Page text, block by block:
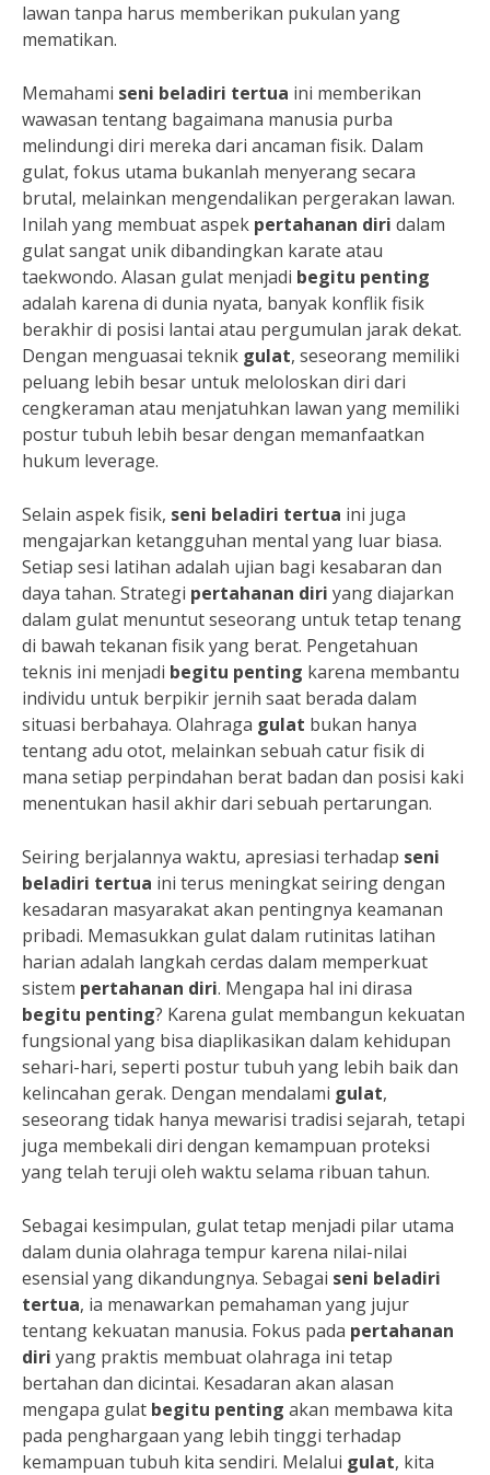
lawan tanpa harus memberikan pukulan yang
mematikan.
Memahami seni beladiri tertua ini memberikan
wawasan tentang bagaimana manusia purba
melindungi diri mereka dari ancaman fisik. Dalam
gulat, fokus utama bukanlah menyerang secara
brutal, melainkan mengendalikan pergerakan lawan.
Inilah yang membuat aspek pertahanan diri dalam
gulat sangat unik dibandingkan karate atau
taekwondo. Alasan gulat menjadi begitu penting
adalah karena di dunia nyata, banyak konflik fisik
berakhir di posisi lantai atau pergumulan jarak dekat.
Dengan menguasai teknik gulat, seseorang memiliki
peluang lebih besar untuk meloloskan diri dari
cengkeraman atau menjatuhkan lawan yang memiliki
postur tubuh lebih besar dengan memanfaatkan
hukum leverage.
Selain aspek fisik, seni beladiri tertua ini juga
mengajarkan ketangguhan mental yang luar biasa.
Setiap sesi latihan adalah ujian bagi kesabaran dan
daya tahan. Strategi pertahanan diri yang diajarkan
dalam gulat menuntut seseorang untuk tetap tenang
di bawah tekanan fisik yang berat. Pengetahuan
teknis ini menjadi begitu penting karena membantu
individu untuk berpikir jernih saat berada dalam
situasi berbahaya. Olahraga gulat bukan hanya
tentang adu otot, melainkan sebuah catur fisik di
mana setiap perpindahan berat badan dan posisi kaki
menentukan hasil akhir dari sebuah pertarungan.
Seiring berjalannya waktu, apresiasi terhadap seni
beladiri tertua ini terus meningkat seiring dengan
kesadaran masyarakat akan pentingnya keamanan
pribadi. Memasukkan gulat dalam rutinitas latihan
harian adalah langkah cerdas dalam memperkuat
sistem pertahanan diri. Mengapa hal ini dirasa
begitu penting? Karena gulat membangun kekuatan
fungsional yang bisa diaplikasikan dalam kehidupan
sehari-hari, seperti postur tubuh yang lebih baik dan
kelincahan gerak. Dengan mendalami gulat,
seseorang tidak hanya mewarisi tradisi sejarah, tetapi
juga membekali diri dengan kemampuan proteksi
yang telah teruji oleh waktu selama ribuan tahun.
Sebagai kesimpulan, gulat tetap menjadi pilar utama
dalam dunia olahraga tempur karena nilai-nilai
esensial yang dikandungnya. Sebagai seni beladiri
tertua, ia menawarkan pemahaman yang jujur
tentang kekuatan manusia. Fokus pada pertahanan
diri yang praktis membuat olahraga ini tetap
bertahan dan dicintai. Kesadaran akan alasan
mengapa gulat begitu penting akan membawa kita
pada penghargaan yang lebih tinggi terhadap
kemampuan tubuh kita sendiri. Melalui gulat, kita